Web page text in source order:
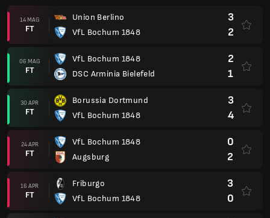
14 MAG
FT
Union Berlino
VfL Bochum 1848
3
2
06 MAG
FT
VfL Bochum 1848
DSC Arminia Bielefeld
2
1
30 APR
FT
Borussia Dortmund
VfL Bochum 1848
3
4
24 APR
FT
VfL Bochum 1848
Augsburg
0
2
16 APR
FT
Friburgo
VfL Bochum 1848
3
0